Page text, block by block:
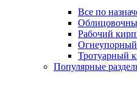
Все по
Рабочий
Тротуарный
Популярные